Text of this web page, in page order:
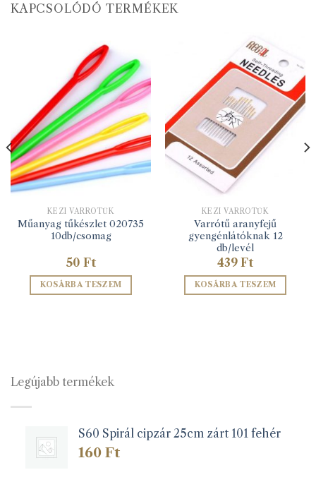
KAPCSOLÓDÓ TERMÉKEK
KÉZI VARRÓTŰK
Műanyag tűkészlet 020735
10db/csomag
50 Ft
KOSÁRBA TESZEM
KÉZI VARRÓTŰK
Varrótű aranyfejű
gyengénlátóknak 12
db/levél
439 Ft
KOSÁRBA TESZEM
Legújabb termékek
S60 Spirál cipzár 25cm zárt 101 fehér
160 Ft